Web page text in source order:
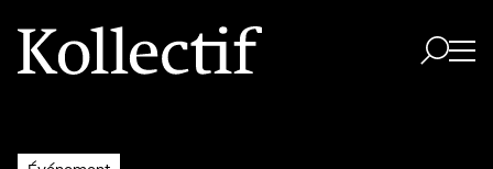
Aller à la page d'accueil
Logo Kollectif